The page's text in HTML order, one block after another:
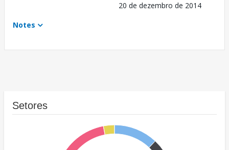
20 de dezembro de 2014
Notes
Setores